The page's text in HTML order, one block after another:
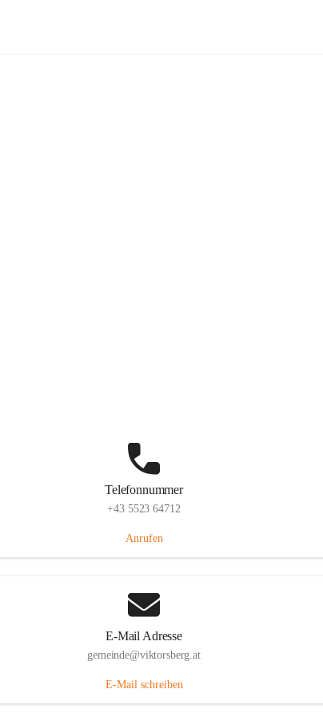
Telefonnummer
+43 5523 64712
Anrufen
E-Mail Adresse
gemeinde@viktorsberg.at
E-Mail schreiben